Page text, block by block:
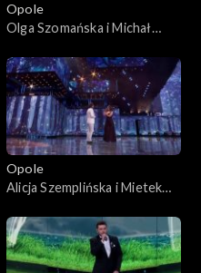
Opole
Olga Szomańska i Michał
63. KFPP: Koncert
„Autobiografia. Jubileusz
Bogdana Olewicza”
Opole
Alicja Szemplińska i Mietek
marzenie”. 63. KFPP:
Koncert „Autobiografia.
Jubileusz Bogdana Olewicza”